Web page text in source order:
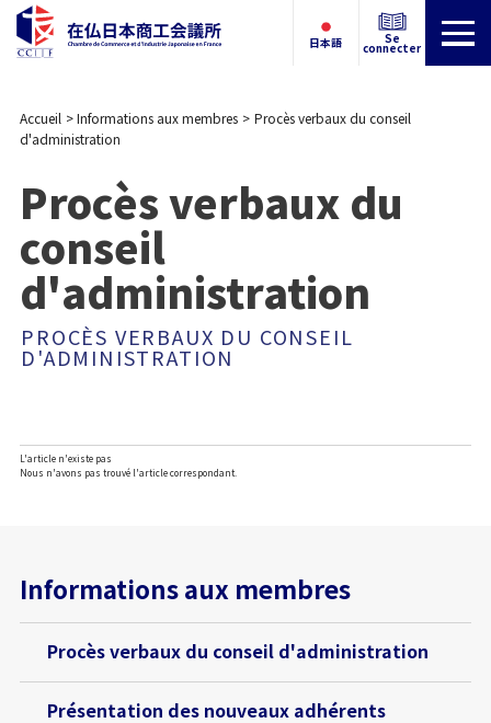
日本語 Se
connecter
Accueil Informations aux membres
Procès verbaux du conseil
d'administration
Procès verbaux du
conseil
d'administration
PROCÈS VERBAUX DU CONSEIL
D'ADMINISTRATION
L'article n'existe pas
Nous n'avons pas trouvé l'article correspondant.
Informations aux membres
Procès verbaux du conseil d'administration
Présentation des nouveaux adhérents